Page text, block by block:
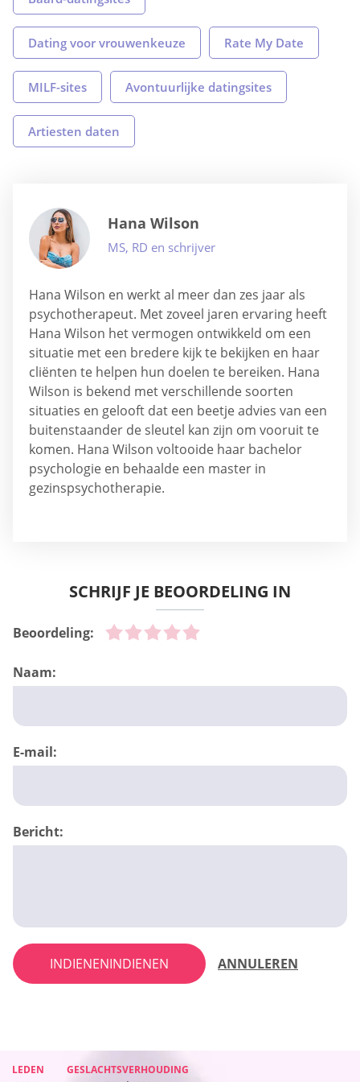
Dating voor vrouwenkeuze Rate My Date
MILF-sites Avontuurlijke datingsites
Artiesten daten
Hana Wilson
MS, RD en schrijver
Hana Wilson en werkt al meer dan zes jaar als
psychotherapeut. Met zoveel jaren ervaring heeft
Hana Wilson het vermogen ontwikkeld om een
situatie met een bredere kijk te bekijken en haar
cliënten te helpen hun doelen te bereiken. Hana
Wilson is bekend met verschillende soorten
situaties en gelooft dat een beetje advies van een
buitenstaander de sleutel kan zijn om vooruit te
komen. Hana Wilson voltooide haar bachelor
psychologie en behaalde een master in
gezinspsychotherapie.
SCHRIJF JE BEOORDELING IN
Beoordeling:
Naam:
E-mail:
Bericht:
INDIENENINDIENEN ANNULEREN
LEDEN GESLACHTSVERHOUDING
LEDEN GESLACHTSVERHOUDING
LEDEN GESLACHTSVERHOUDING
LEDEN GESLACHTSVERHOUDING